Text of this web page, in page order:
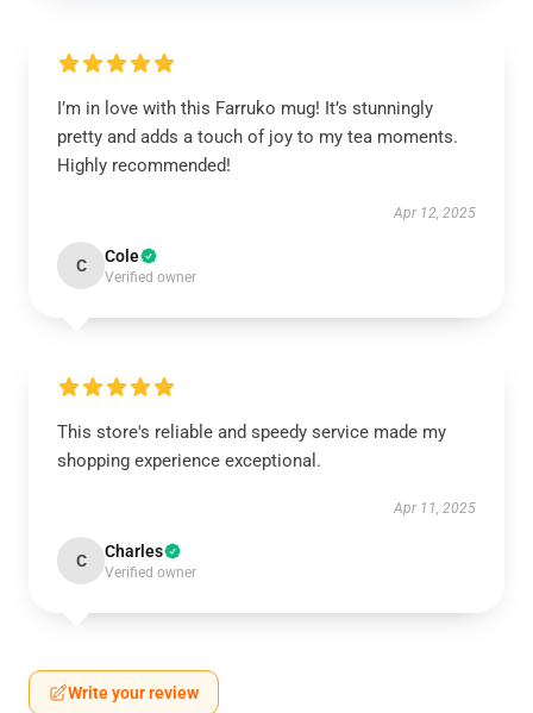
I’m in love with this Farruko mug! It’s stunningly
pretty and adds a touch of joy to my tea moments.
Highly recommended!
Apr 12, 2025
C Cole
Verified owner
This store's reliable and speedy service made my
shopping experience exceptional.
Apr 11, 2025
C Charles
Verified owner
Write your review